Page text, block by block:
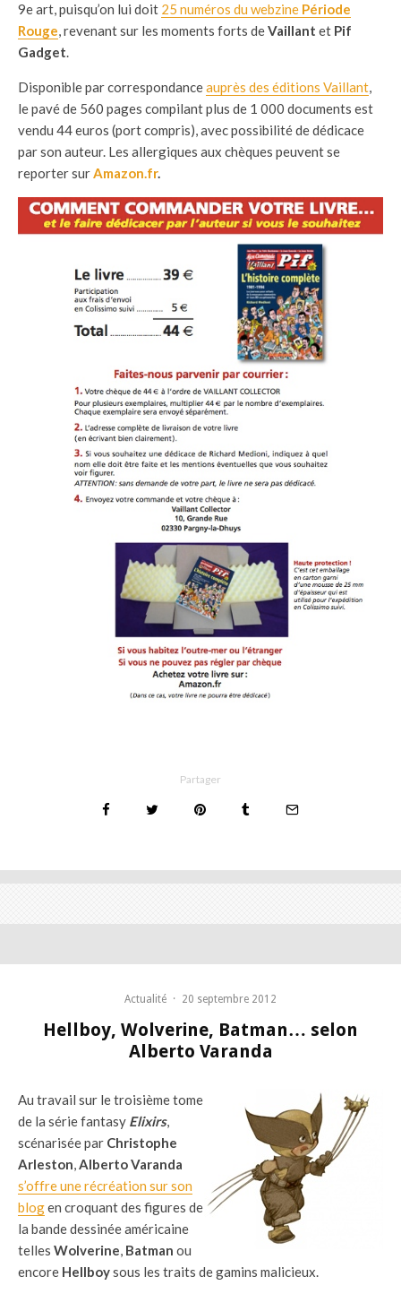
9e art, puisqu’on lui doit 25 numéros du webzine Période
Rouge, revenant sur les moments forts deVaillant et Pif
Gadget.
Disponible par correspondanceauprès des éditions Vaillant,
le pavé de 560 pages compilant plus de 1 000 documents est
vendu 44 euros (port compris), avec possibilité de dédicace
par son auteur. Les allergiques aux chèques peuvent se
reporter surAmazon.fr.
Partager
Actualité · 20 septembre 2012
Hellboy, Wolverine, Batman… selon
Alberto Varanda
Au travail sur le troisième tome
de la série fantasy Elixirs,
scénarisée par Christophe
Arleston,Alberto Varanda
s’offre une récréation sur son
blogen croquant des figures de
la bande dessinée américaine
telles Wolverine, Batman ou
encore Hellboysous les traits de gamins malicieux.